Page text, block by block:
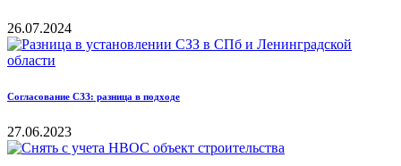
26.07.2024
Согласование СЗЗ: разница в подходе
27.06.2023